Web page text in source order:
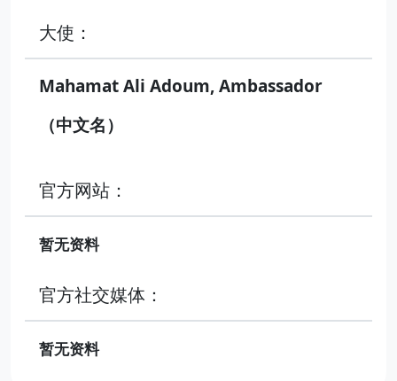
大使：
Mahamat Ali Adoum, Ambassador
（中文名）
官方网站：
暂无资料
官方社交媒体：
暂无资料